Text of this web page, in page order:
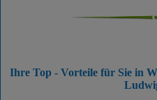
Ihre Top - Vorteile für Sie in